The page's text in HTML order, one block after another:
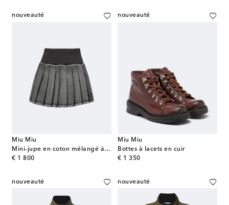
nouveauté
Miu Miu
Mini-jupe en coton mélangé à rayures
€ 1 800
original price
nouveauté
Miu Miu
Bottes à lacets en cuir
€ 1 350
original price
nouveauté nouveauté